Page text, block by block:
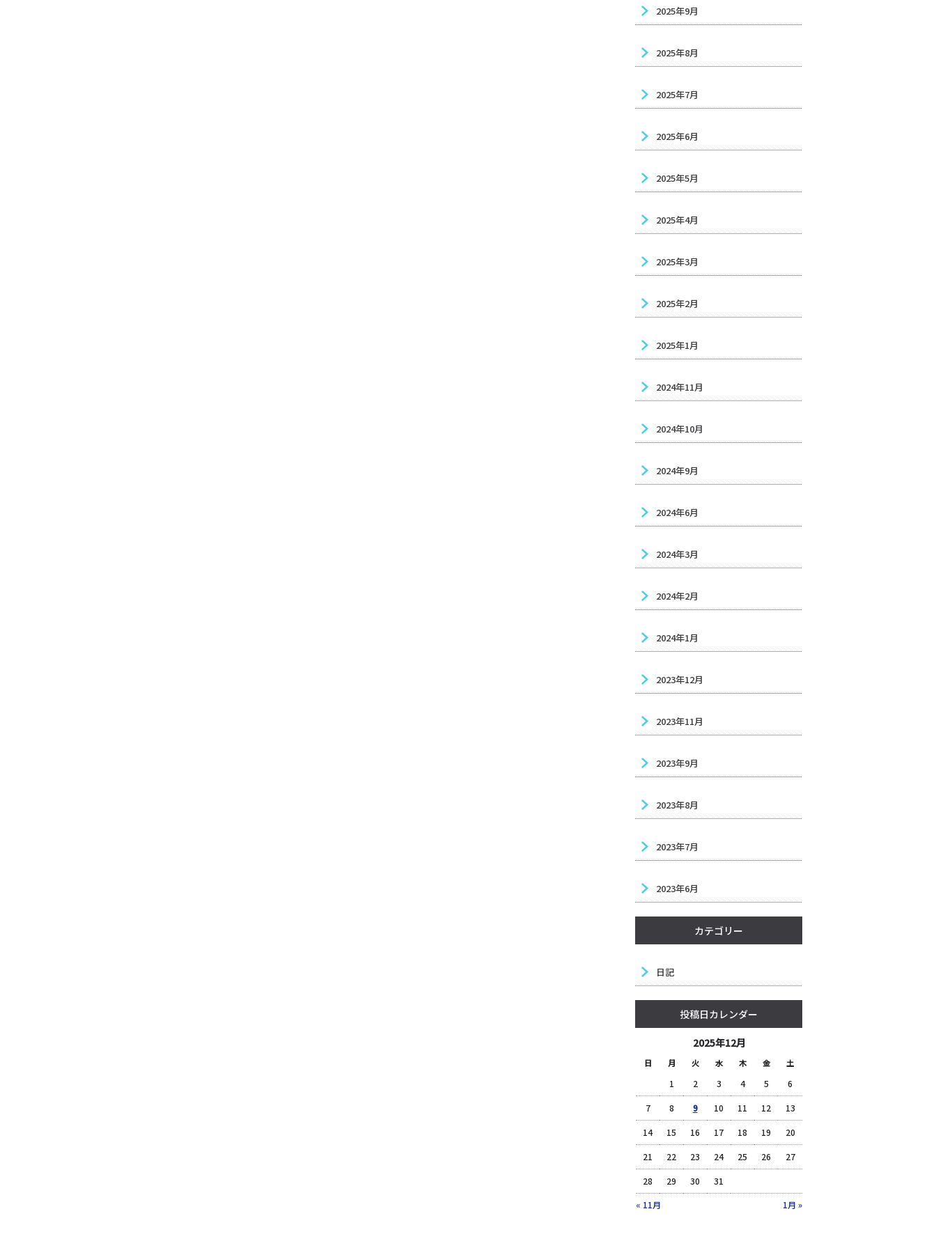
2025年9月
2025年8月
2025年7月
2025年6月
2025年5月
2025年4月
2025年3月
2025年2月
2025年1月
2024年11月
2024年10月
2024年9月
2024年6月
2024年3月
2024年2月
2024年1月
2023年12月
2023年11月
2023年9月
2023年8月
2023年7月
2023年6月
カテゴリー
日記
投稿日カレンダー
2025年12月
日 月 火 水 木 金 土
« 11月 1月 »
1 2 3 4 5 6
7 8 9 10 11 12 13
14 15 16 17 18 19 20
21 22 23 24 25 26 27
28 29 30 31